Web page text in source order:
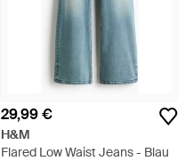
29,99 €
H&M
Flared Low Waist Jeans - Blau